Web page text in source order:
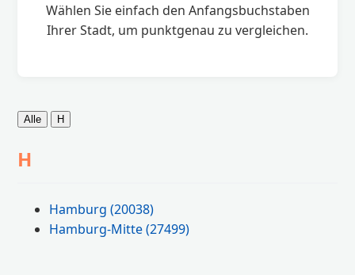
Wählen Sie einfach den Anfangsbuchstaben
Ihrer Stadt, um punktgenau zu vergleichen.
Alle H
H
Hamburg(20038)
Hamburg-Mitte(27499)